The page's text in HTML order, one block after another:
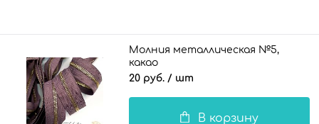
Молния металлическая №5,
какао
20 руб. / шт
В корзину